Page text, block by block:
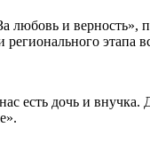
любовь и верность»,
этапа
есть дочь и внучка.